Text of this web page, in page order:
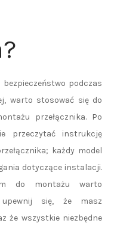
bezpieczeństwo podczas
warto stosować się do
przełącznika. Po
przeczytać instrukcję
każdy model
dotyczące instalacji.
do montażu warto
się, że masz
że wszystkie niezbędne